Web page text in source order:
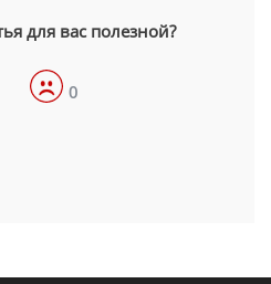
для вас полезной?
0